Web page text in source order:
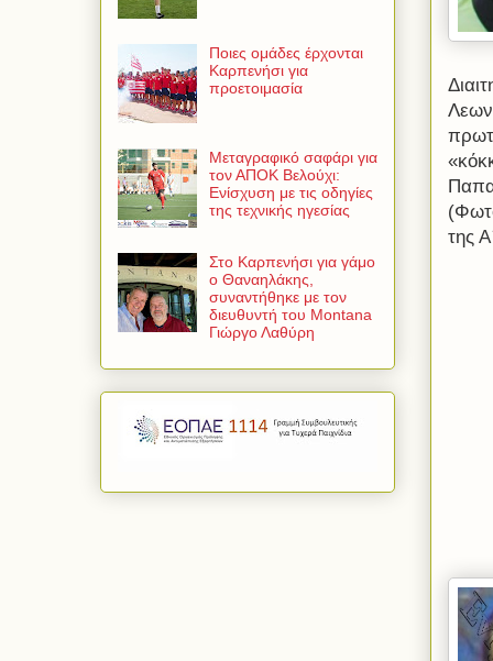
της
Ποιες ομάδες έρχονται
Καρπενήσι για
προετοιμασία
Μεταγραφικό σαφάρι για
τον ΑΠΟΚ Βελούχι:
Ενίσχυση με τις οδηγίες
της τεχνικής ηγεσίας
Στο Καρπενήσι για γάμο
ο Θαναηλάκης,
συναντήθηκε με τον
διευθυντή του Montana
Γιώργο Λαθύρη